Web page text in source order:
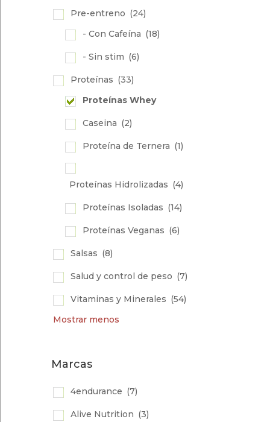
Pre-entreno (24)
- Con Cafeína (18)
- Sin stim (6)
Proteínas (33)
Proteínas Whey
Caseina (2)
Proteína de Ternera (1)
Proteínas Hidrolizadas (4)
Proteínas Isoladas (14)
Proteínas Veganas (6)
Salsas (8)
Salud y control de peso (7)
Vitaminas y Minerales (54)
Mostrar menos
Marcas
4endurance (7)
Alive Nutrition (3)